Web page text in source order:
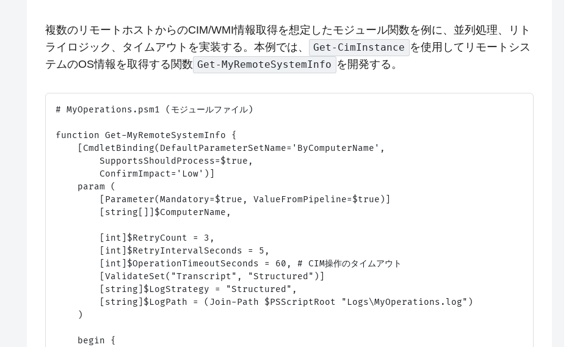
複数のリモートホストからのCIM/WMI情報取得を想定したモジュール関数を例に、並列処理、リト
ライロジック、タイムアウトを実装する。本例では、
Get-CimInstance を使用してリモートシス
テムのOS情報を取得する関数 Get-MyRemoteSystemInfo を開発する。
# MyOperations.psm1 (モジュールファイル)
function Get-MyRemoteSystemInfo {
    [CmdletBinding(DefaultParameterSetName='ByComputerName',
        SupportsShouldProcess=$true,
        ConfirmImpact='Low')]
    param (
        [Parameter(Mandatory=$true, ValueFromPipeline=$true)]
        [string[]]$ComputerName,
        [int]$RetryCount = 3,
        [int]$RetryIntervalSeconds = 5,
        [int]$OperationTimeoutSeconds = 60, # CIM操作のタイムアウト
        [ValidateSet("Transcript", "Structured")]
        [string]$LogStrategy = "Structured",
        [string]$LogPath = (Join-Path $PSScriptRoot "Logs\MyOperations.log")
    )
    begin {